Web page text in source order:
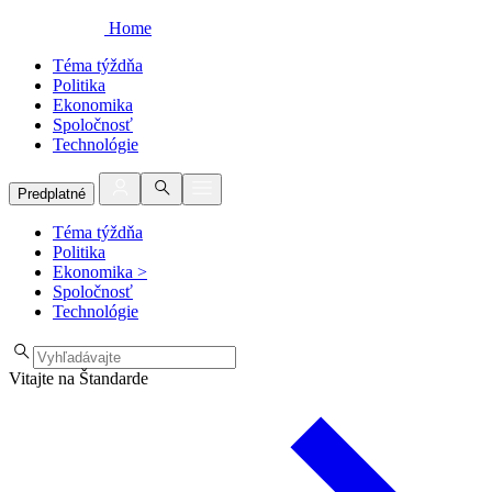
Home
Téma týždňa
Politika
Ekonomika
Spoločnosť
Technológie
Predplatné
Téma týždňa
Politika
Ekonomika >
Spoločnosť
Technológie
Vitajte na Štandarde